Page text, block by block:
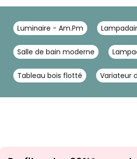
Luminaire - Am.Pm
Salle de bain moderne
Tableau bois flotté Variateur